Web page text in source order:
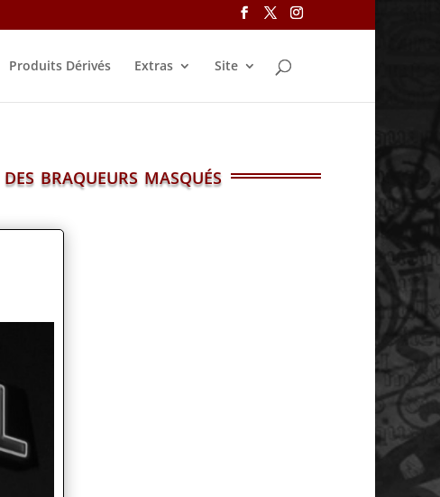
Produits Dérivés Extras Site
braqueurs masqués